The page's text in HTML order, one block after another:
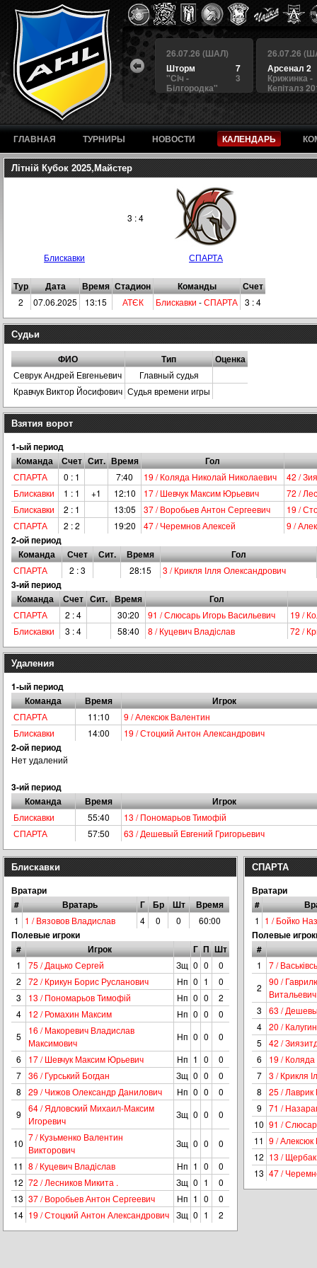
4
4
26.07.26 (ШАЛ)
3
БЕРКУТ
1
Альянс
26.07.26 (ШАЛ)
7
Шторм
3
"Сiч -
Білгородка"
26.07.26
Арсенал 2
Крижинка -
Кепіталз
ГЛАВНАЯ ТУРНИРЫ НОВОСТИ КАЛЕНДАРЬ
Літній Кубок 2025,Майстер
3 : 4
Блискавки СПАРТА
Тур Дата Время Стадион Команды Счет
2 07.06.2025 13:15 АТЄК Блискавки -СПАРТА 3 : 4
Судьи
ФИО Тип Оценка
Севрук Андрей Евгеньевич
Главный судья
Кравчук Виктор Йосифович Судья времени игры
Взятия ворот
1-ый период
Команда
Счет Сит. Время Гол
СПАРТА 0 : 1 7:40 19 / Коляда Николай Николаевич
42 /
Блискавки
1 : 1 +1 12:10 17 / Шевчук Максим Юрьевич
72 /
Блискавки
2 : 1 13:05 37 / Воробьев Антон Сергеевич
19 /
СПАРТА
2 : 2 19:20 47 / Черемнов Алексей 9 /
2-ой период
Команда
Счет Сит. Время Гол
СПАРТА 2 : 3 28:15 3 / Крикля Ілля Олександрович
3-ий период
Команда
Счет Сит. Время Гол
СПАРТА 2 : 4 30:20 91 / Слюсарь Игорь Васильевич
19 /
Блискавки
3 : 4 58:40 8 / Куцевич Владiслав 72 /
Удаления
1-ый период
Команда
Время Игрок
СПАРТА 11:10
9 / Алексюк Валентин
Блискавки
14:00 19 / Стоцкий Антон Александрович
2-ой период
Нет удалений
3-ий период
Команда
Время Игрок
Блискавки 55:40
13 / Пономарьов Тимофій
СПАРТА
57:50 63 / Дешевый Евгений Григорьевич
Блискавки
Вратари
#
Вратарь Г Бр Шт Время
1 1 / Вязовов Владислав 4 0 0 60:00
Полевые игроки
#
Игрок Г П Шт
1 75 / Дацько Сергей Зщ 0 0
0
2
72 / Крикун Борис Русланович Нп 0 1
0
3
13 / Пономарьов Тимофій Нп 0 0
2
4
12 / Ромахин Максим Нп 0 0
0
5
16 / Макоревич Владислав
Максимович
Нп 0 0
0
6
17 / Шевчук Максим Юрьевич Нп 1 0
0
7
36 / Гурський Богдан Зщ 0 0
0
8
29 / Чижов Олександр Данилович Нп 0 0
0
9
64 / Ядловский Михаил-Максим
Игоревич
Зщ 0 0 0
10
7 / Кузьменко Валентин
Викторович
Зщ 0 0
0
11 8 / Куцевич Владiслав Нп 1 0
0
12 72 / Лесников Микита . Зщ 0 1
0
13 37 / Воробьев Антон Сергеевич Нп 1 0
0
14 19 / Стоцкий Антон Александрович Зщ 0 1 2
СПАРТА
Вратари
#
1 1 / Бойко
Полевые
#
1
7 /
2
90 /
Витальевич
3
63 /
4
20 /
5
42 /
6
19 /
7
3 / Крикля
8
25 /
9
71 /
10 91 /
11 9 /
12 13 / Щербак
13 47 /